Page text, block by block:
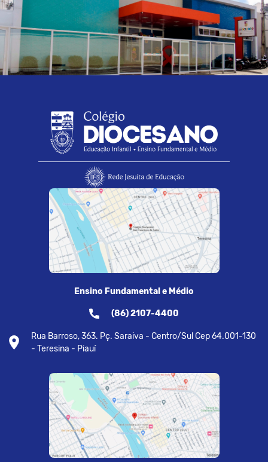
Ensino Fundamental e Médio
(86) 2107-4400
Rua Barroso, 363. Pç. Saraiva - Centro/Sul Cep 64.001-130
- Teresina - Piauí